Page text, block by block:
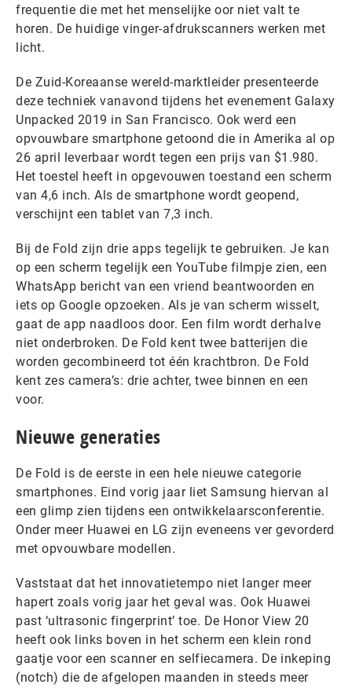
frequentie die met het menselijke oor niet valt te
horen. De huidige vinger-afdrukscanners werken met
licht.
De Zuid-Koreaanse wereld-marktleider presenteerde
deze techniek vanavond tijdens het evenement Galaxy
Unpacked 2019 in San Francisco. Ook werd een
opvouwbare smartphone getoond die in Amerika al op
26 april leverbaar wordt tegen een prijs van $1.980.
Het toestel heeft in opgevouwen toestand een scherm
van 4,6 inch. Als de smartphone wordt geopend,
verschijnt een tablet van 7,3 inch.
Bij de Fold zijn drie apps tegelijk te gebruiken. Je kan
op een scherm tegelijk een YouTube filmpje zien, een
WhatsApp bericht van een vriend beantwoorden en
iets op Google opzoeken. Als je van scherm wisselt,
gaat de app naadloos door. Een film wordt derhalve
niet onderbroken. De Fold kent twee batterijen die
worden gecombineerd tot één krachtbron. De Fold
kent zes camera’s: drie achter, twee binnen en een
voor.
Nieuwe generaties
De Fold is de eerste in een hele nieuwe categorie
smartphones. Eind vorig jaar liet Samsung hiervan al
een glimp zien tijdens een ontwikkelaarsconferentie.
Onder meer Huawei en LG zijn eveneens ver gevorderd
met opvouwbare modellen.
Vaststaat dat het innovatietempo niet langer meer
hapert zoals vorig jaar het geval was. Ook Huawei
past ‘ultrasonic fingerprint’ toe. De Honor View 20
heeft ook links boven in het scherm een klein rond
gaatje voor een scanner en selfiecamera. De inkeping
(notch) die de afgelopen maanden in steeds meer